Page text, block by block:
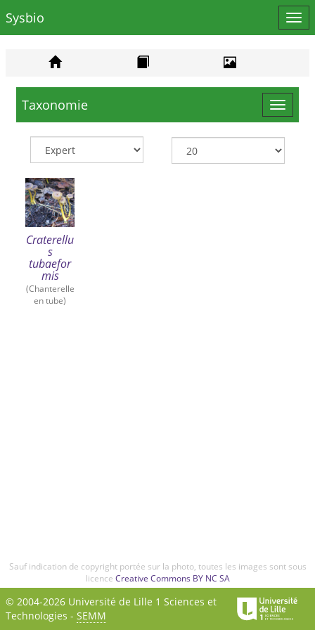
le
Sysbio
Toggle
Taxonomie
Craterellu
s
tubaefor
mis
(Chanterelle
en tube)
Sauf indication de copyright portée sur la photo, toutes les images sont sous
licence Creative Commons BY NC SA
© 2004-2026 Université de Lille 1 Sciences et
Technologies - SEMM